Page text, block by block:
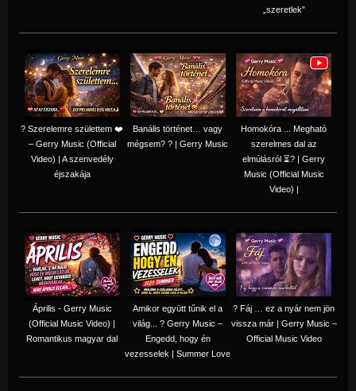
„szeretlek”
? Szerelemre születtem ❤️
– Gerry Music (Official
Video) | A szenvedély
éjszakája
Banális történet… vagy
mégsem? ? | Gerry Music
Homokóra ... Megható
szerelmes dal az
elmúlásról ⏳? | Gerry
Music (Official Music
Video) |
Április - Gerry Music
(Official Music Video) |
Romantikus magyar dal
Amikor együtt tűnik el a
világ... ? Gerry Music –
Engedd, hogy én
vezesselek | Summer Love
? Fáj … ez a nyár nem jön
vissza már | Gerry Music –
Official Music Video